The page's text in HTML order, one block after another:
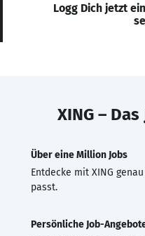
Logg Dich jetzt
XING –
Über eine Million Jobs
Entdecke mit XING
passt.
Persönliche Job-